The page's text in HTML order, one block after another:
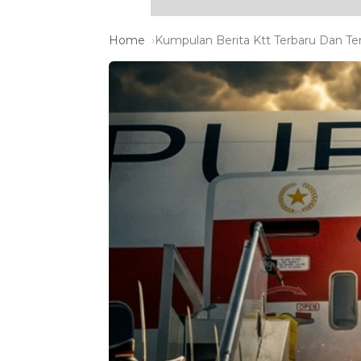
Home Kumpulan Berita Ktt Terbaru Dan